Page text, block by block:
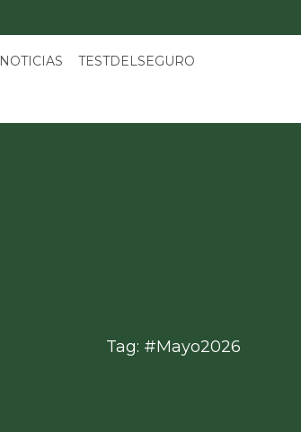
NOTICIAS
TESTDELSEGURO
Tag: #Mayo2026